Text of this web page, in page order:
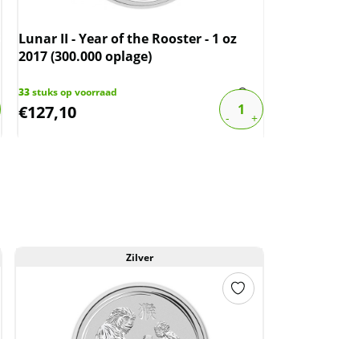
Lunar II - Year of the Rooster - 1 oz
2017 (300.000 oplage)
33stuks op voorraad
€127,10
Zilver